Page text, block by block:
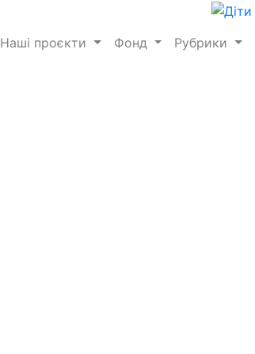
Наші проєкти Фонд Рубрики